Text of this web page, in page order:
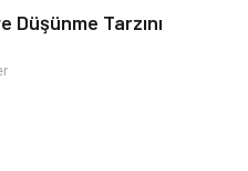
Düşünme Tarzını